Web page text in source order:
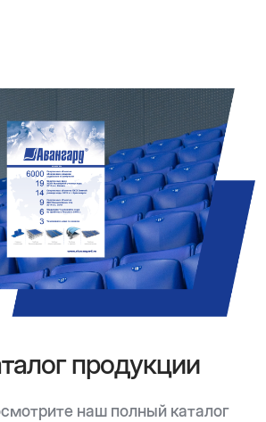
продукции
наш полный каталог